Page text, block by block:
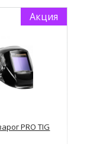
Акция
PRO TIG